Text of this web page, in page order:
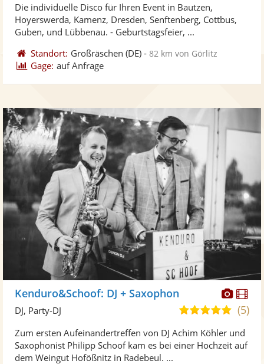
Sternen
Die individuelle Disco für Ihren Event in Bautzen,
Hoyerswerda, Kamenz, Dresden, Senftenberg, Cottbus,
Guben, und Lübbenau. - Geburtstagsfeier, ...
Standort: Großräschen (DE) -82 km von Görlitz
Gage: auf Anfrage
Fotos
Kenduro&Schoof: DJ + Saxophon
5,0
5
(5)
DJ, Party-DJ
Zum ersten Aufeinandertreffen von DJ Achim Köhler und
Saxophonist Philipp Schoof kam es bei einer Hochzeit auf
dem Weingut Hofößnitz in Radebeul. ...